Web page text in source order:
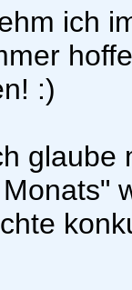
ich
:)
glaube